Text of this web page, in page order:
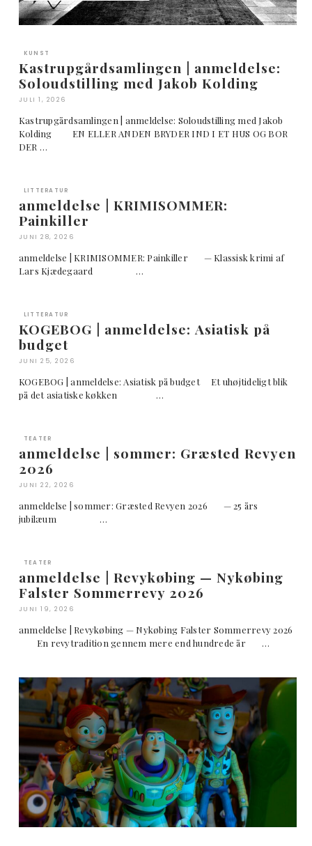
KUNST
Kastrupgårdsamlingen | anmeldelse:
Soloudstilling med Jakob Kolding
JULI 1, 2026
Kastrupgårdsamlingen | anmeldelse: Soloudstilling med Jakob
Kolding EN ELLER ANDEN BRYDER IND I ET HUS OG BOR
DER …
LITTERATUR
anmeldelse | KRIMISOMMER:
Painkiller
JUNI 28, 2026
anmeldelse | KRIMISOMMER: Painkiller — Klassisk krimi af
Lars Kjædegaard …
LITTERATUR
KOGEBOG | anmeldelse: Asiatisk på
budget
JUNI 25, 2026
KOGEBOG | anmeldelse: Asiatisk på budget Et uhøjtideligt blik
på det asiatiske køkken …
TEATER
anmeldelse | sommer: Græsted Revyen
2026
JUNI 22, 2026
anmeldelse | sommer: Græsted Revyen 2026 — 25 års
jubilæum …
TEATER
anmeldelse | Revykøbing — Nykøbing
Falster Sommerrevy 2026
JUNI 19, 2026
anmeldelse | Revykøbing — Nykøbing Falster Sommerrevy 2026
En revytradition gennem mere end hundrede år …